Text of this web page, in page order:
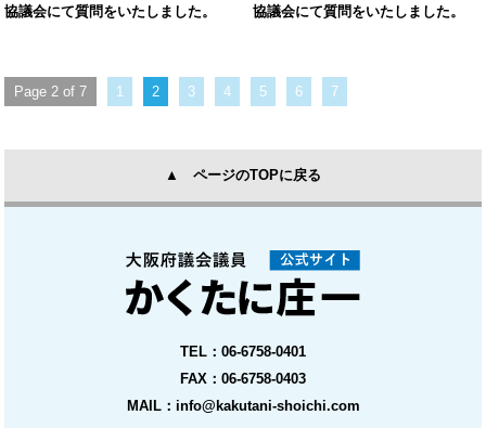
協議会にて質問をいたしました。
協議会にて質問をいたしました。
Page 2 of 7 1 2 3 4 5 6 7
▲ ページのTOPに戻る
TEL：06-6758-0401
FAX：06-6758-0403
MAIL：info@kakutani-shoichi.com